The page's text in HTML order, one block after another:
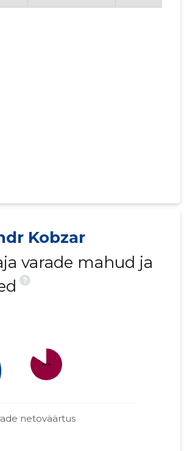
Kobzar
varade mahud ja
?
more_horiz
netoväärtus